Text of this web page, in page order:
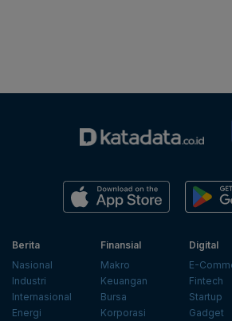
Berita
Nasional
Industri
Internasional
Energi
Finansial
Makro
Keuangan
Bursa
Korporasi
Digital
E-
Fintech
Startup
Gadget